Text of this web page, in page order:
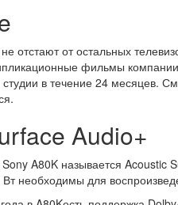
отстают от остальных
фильмы
в течение 24 месяцев.
Audio+
A80K называется
необходимы для